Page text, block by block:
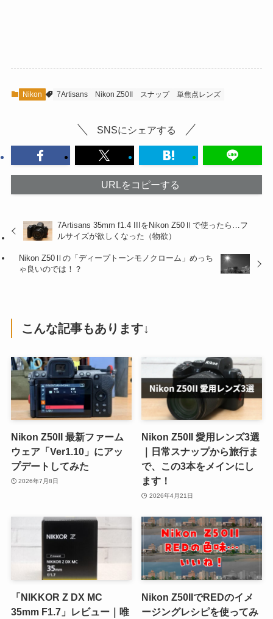
Nikon 7Artisans Nikon Z50II スナップ 単焦点レンズ
SNSにシェアする
URLをコピーする
7Artisans 35mm f1.4 IIIをNikon Z50Ⅱで使ったら…フ
ルサイズが欲しくなった（物欲）
Nikon Z50Ⅱの「ディープトーンモノクローム」めっち
ゃ良いのでは！？
こんな記事もあります↓
Nikon Z50II 最新ファーム
ウェア「Ver1.10」にアッ
プデートしてみた
2026年7月8日
Nikon Z50II 愛用レンズ3選
｜日常スナップから旅行ま
で、この3本をメインにし
ます！
2026年4月21日
「NIKKOR Z DX MC
35mm F1.7」レビュー｜唯
Nikon Z50IIでREDのイメ
ージングレシピを使ってみ